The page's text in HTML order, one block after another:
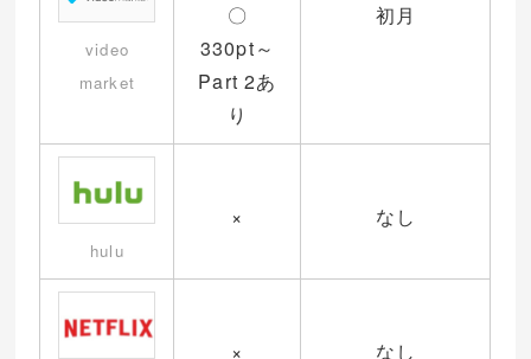
video
market
〇
330pt～
Part 2あ
り
初月
hulu
× なし
× なし